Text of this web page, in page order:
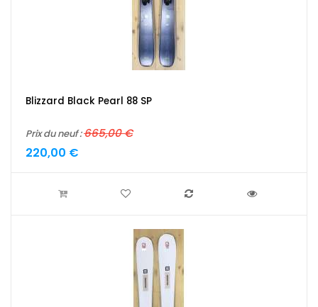
Blizzard Black Pearl 88 SP
Prix du neuf :665,00 €
220,00 €